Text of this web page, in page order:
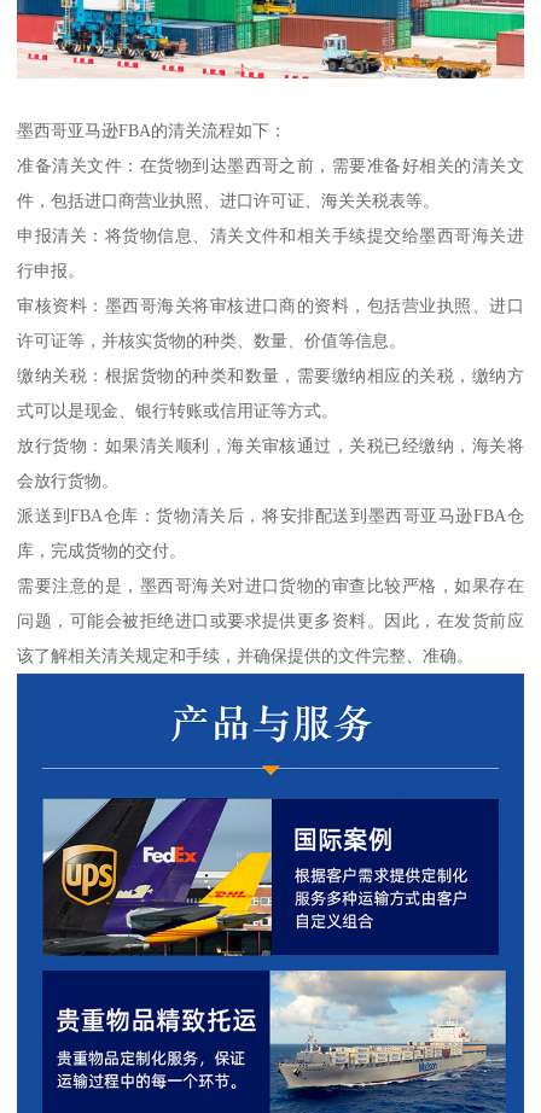
墨西哥亚马逊FBA的清关流程如下：
准备清关文件：在货物到达墨西哥之前，需要准备好相关的清关文
件，包括进口商营业执照、进口许可证、海关关税表等。
申报清关：将货物信息、清关文件和相关手续提交给墨西哥海关进
行申报。
审核资料：墨西哥海关将审核进口商的资料，包括营业执照、进口
许可证等，并核实货物的种类、数量、价值等信息。
缴纳关税：根据货物的种类和数量，需要缴纳相应的关税，缴纳方
式可以是现金、银行转账或信用证等方式。
放行货物：如果清关顺利，海关审核通过，关税已经缴纳，海关将
会放行货物。
派送到FBA仓库：货物清关后，将安排配送到墨西哥亚马逊FBA仓
库，完成货物的交付。
需要注意的是，墨西哥海关对进口货物的审查比较严格，如果存在
问题，可能会被拒绝进口或要求提供更多资料。因此，在发货前应
该了解相关清关规定和手续，并确保提供的文件完整、准确。